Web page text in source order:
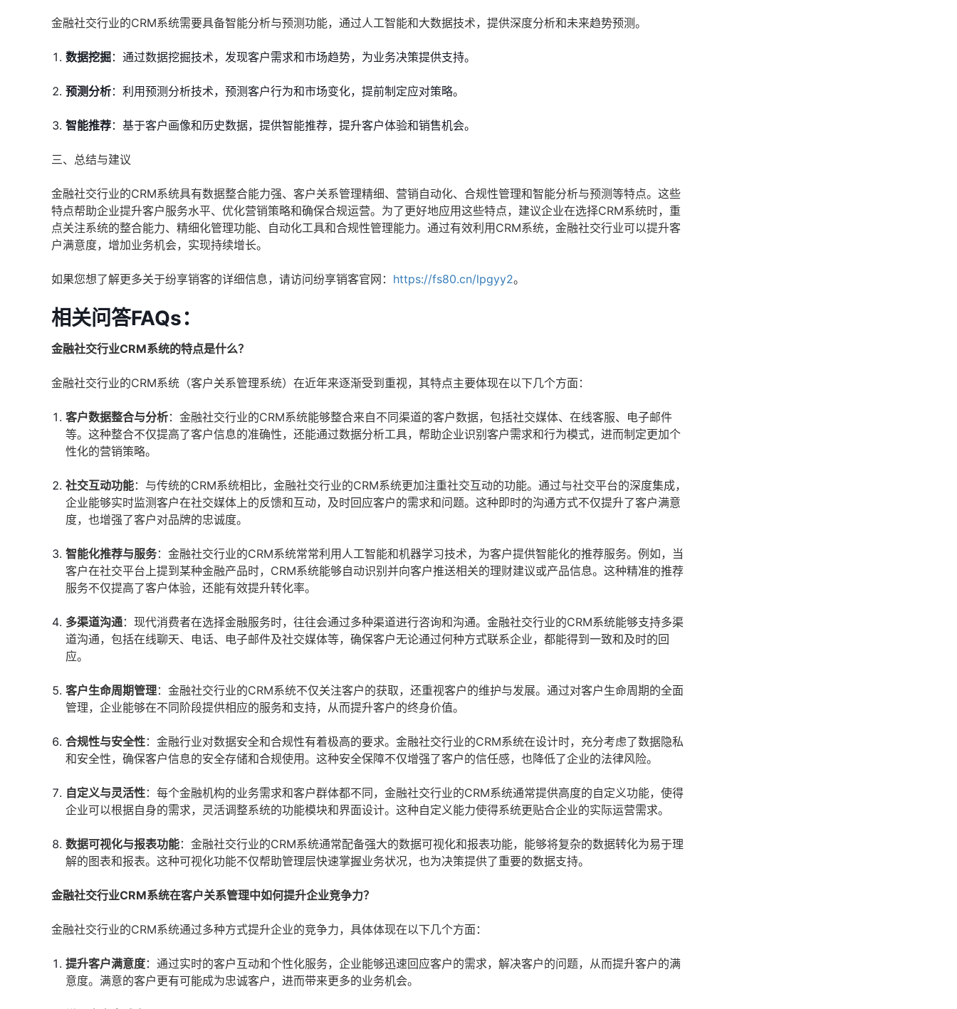
金融社交行业的CRM系统需要具备智能分析与预测功能，通过人工智能和大数据技术，提供深度分析和未来趋势预测。
数据挖掘：通过数据挖掘技术，发现客户需求和市场趋势，为业务决策提供支持。
预测分析：利用预测分析技术，预测客户行为和市场变化，提前制定应对策略。
智能推荐：基于客户画像和历史数据，提供智能推荐，提升客户体验和销售机会。
三、总结与建议
金融社交行业的CRM系统具有数据整合能力强、客户关系管理精细、营销自动化、合规性管理和智能分析与预测等特点。这些
特点帮助企业提升客户服务水平、优化营销策略和确保合规运营。为了更好地应用这些特点，建议企业在选择CRM系统时，重
点关注系统的整合能力、精细化管理功能、自动化工具和合规性管理能力。通过有效利用CRM系统，金融社交行业可以提升客
户满意度，增加业务机会，实现持续增长。
如果您想了解更多关于纷享销客的详细信息，请访问纷享销客官网： https://fs80.cn/lpgyy2。
相关问答FAQs：
金融社交行业CRM系统的特点是什么？
金融社交行业的CRM系统（客户关系管理系统）在近年来逐渐受到重视，其特点主要体现在以下几个方面：
客户数据整合与分析：金融社交行业的CRM系统能够整合来自不同渠道的客户数据，包括社交媒体、在线客服、电子邮件
等。这种整合不仅提高了客户信息的准确性，还能通过数据分析工具，帮助企业识别客户需求和行为模式，进而制定更加个
性化的营销策略。
社交互动功能：与传统的CRM系统相比，金融社交行业的CRM系统更加注重社交互动的功能。通过与社交平台的深度集成，
企业能够实时监测客户在社交媒体上的反馈和互动，及时回应客户的需求和问题。这种即时的沟通方式不仅提升了客户满意
度，也增强了客户对品牌的忠诚度。
智能化推荐与服务：金融社交行业的CRM系统常常利用人工智能和机器学习技术，为客户提供智能化的推荐服务。例如，当
客户在社交平台上提到某种金融产品时，CRM系统能够自动识别并向客户推送相关的理财建议或产品信息。这种精准的推荐
服务不仅提高了客户体验，还能有效提升转化率。
多渠道沟通：现代消费者在选择金融服务时，往往会通过多种渠道进行咨询和沟通。金融社交行业的CRM系统能够支持多渠
道沟通，包括在线聊天、电话、电子邮件及社交媒体等，确保客户无论通过何种方式联系企业，都能得到一致和及时的回
应。
客户生命周期管理：金融社交行业的CRM系统不仅关注客户的获取，还重视客户的维护与发展。通过对客户生命周期的全面
管理，企业能够在不同阶段提供相应的服务和支持，从而提升客户的终身价值。
合规性与安全性：金融行业对数据安全和合规性有着极高的要求。金融社交行业的CRM系统在设计时，充分考虑了数据隐私
和安全性，确保客户信息的安全存储和合规使用。这种安全保障不仅增强了客户的信任感，也降低了企业的法律风险。
自定义与灵活性：每个金融机构的业务需求和客户群体都不同，金融社交行业的CRM系统通常提供高度的自定义功能，使得
企业可以根据自身的需求，灵活调整系统的功能模块和界面设计。这种自定义能力使得系统更贴合企业的实际运营需求。
数据可视化与报表功能：金融社交行业的CRM系统通常配备强大的数据可视化和报表功能，能够将复杂的数据转化为易于理
解的图表和报表。这种可视化功能不仅帮助管理层快速掌握业务状况，也为决策提供了重要的数据支持。
金融社交行业CRM系统在客户关系管理中如何提升企业竞争力？
金融社交行业的CRM系统通过多种方式提升企业的竞争力，具体体现在以下几个方面：
提升客户满意度：通过实时的客户互动和个性化服务，企业能够迅速回应客户的需求，解决客户的问题，从而提升客户的满
意度。满意的客户更有可能成为忠诚客户，进而带来更多的业务机会。